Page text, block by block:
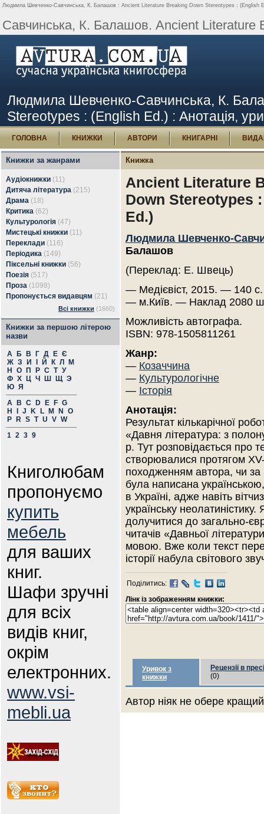
Людмила Шевченко-Савчинська, К. Балашов : Ancient Literature Breaking Down Stereotypes : (English
Савчинська, К. Балашов. Ancient Literature
Людмила Шевченко-Савчинська, К.
Stereotypes : (English Ed.) : Анотація,
ГОЛОВНА КНИЖКИ АВТОРИ КНИГАРНІ
Книжки за жанрами
Аудіокнижки (11)
Дитяча література (215)
Драма (18)
Критика (62)
Культурологія (47)
Мистецькі книжки (11)
Переклади (116)
Періодика (149)
Піксельні книжки (56)
Поезія (517)
Проза (1098)
Пропонується видавцям (21)
Всі книжки (1660)
Книжки за першою літерою
назви
А Б В Г Д Е Є
Ж З И Й К Л
М
Н
О П Р С Т У
Ф Х Ц Ч Ш Щ Э
Ю Я
A
B C D E F G
H
J K L M N
O
P
R S T U V W
1 2 3 9
Книголюбам
пропонуємо
купить
мебель
для ваших
книг.
Шафи зручні
для всіх
видів книг,
окрім
електронних.
www.vsi-
mebli.ua
Книжка
Ancient Literature
Down Stereotypes
Ed.)
Людмила Шевченко-
Балашов
(Переклад: Е. Швець)
— Медієвіст, 2015. — 140 с.
— м.Київ. — Наклад 2080
Можливість автографа.
ISBN: 978-1505811261
Жанр:
— Козаччина
— Культурологічне
— Історія
Анотація:
Результат кількарічної
«Давня література: з
р. Тут розповідається про
створювалися протягом
походженням автора, чи
була написана
в Україні, адже навіть
українську
долучитися до загально-
читачів «Давньої
мовою. Вже коли текст
історії набула світового
Поділитись:
Лінк із зображенням книжки:
Уривок з
книжки
Рецензії в пресі
(0)
Автор ніяк не обере